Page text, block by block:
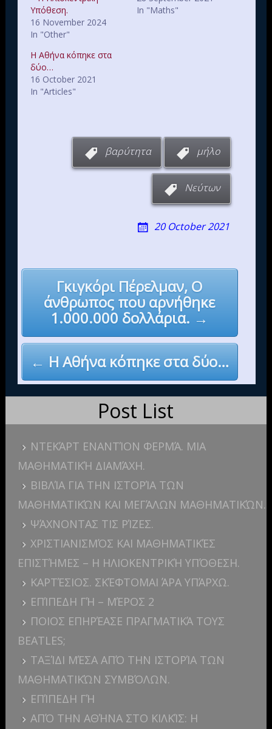
Υπόθεση.
16 November 2024
In "Other"
In "Maths"
Η Αθήνα κόπηκε στα
δύο…
16 October 2021
In "Articles"
βαρύτητα μήλο
Νεύτων
20 October 2021
Post
navigation
Γκιγκόρι Πέρελμαν, Ο
άνθρωπος που αρνήθηκε
1.000.000 δολλάρια. →
← Η Αθήνα κόπηκε στα δύο…
Post List
ΝΤΕΚΆΡΤ ΕΝΑΝΤΊΟΝ ΦΕΡΜΆ. ΜΙΑ
ΜΑΘΗΜΑΤΙΚΉ ΔΙΑΜΆΧΗ.
ΒΙΒΛΊΑ ΓΙΑ ΤΗΝ ΙΣΤΟΡΊΑ ΤΩΝ
ΜΑΘΗΜΑΤΙΚΏΝ ΚΑΙ ΜΕΓΆΛΩΝ ΜΑΘΗΜΑΤΙΚΏΝ.
ΨΆΧΝΟΝΤΑΣ ΤΙΣ ΡΊΖΕΣ.
ΧΡΙΣΤΙΑΝΙΣΜΌΣ ΚΑΙ ΜΑΘΗΜΑΤΙΚΈΣ
ΕΠΙΣΤΉΜΕΣ – Η ΗΛΙΟΚΕΝΤΡΙΚΉ ΥΠΌΘΕΣΗ.
ΚΑΡΤΈΣΙΟΣ. ΣΚΈΦΤΟΜΑΙ ΆΡΑ ΥΠΆΡΧΩ.
ΕΠΊΠΕΔΗ ΓΉ – ΜΈΡΟΣ 2
ΠΟΙΟΣ ΕΠΗΡΈΑΣΕ ΠΡΑΓΜΑΤΙΚΆ ΤΟΥΣ
BEATLES;
ΤΑΞΊΔΙ ΜΈΣΑ ΑΠΌ ΤΗΝ ΙΣΤΟΡΊΑ ΤΩΝ
ΜΑΘΗΜΑΤΙΚΏΝ ΣΥΜΒΌΛΩΝ.
ΕΠΊΠΕΔΗ ΓΉ
ΑΠΌ ΤΗΝ ΑΘΉΝΑ ΣΤΟ ΚΙΛΚΊΣ: Η